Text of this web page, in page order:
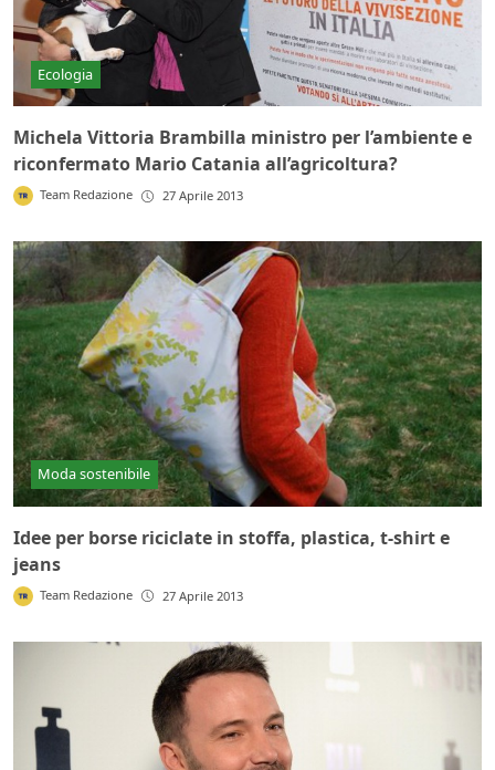
Ecologia
Michela Vittoria Brambilla ministro per l’ambiente e
riconfermato Mario Catania all’agricoltura?
Team Redazione 27 Aprile 2013
Moda sostenibile
Idee per borse riciclate in stoffa, plastica, t-shirt e
jeans
Team Redazione 27 Aprile 2013